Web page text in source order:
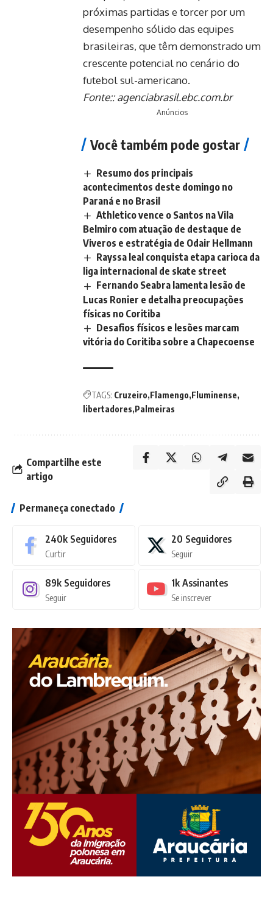
próximas partidas e torcer por um
desempenho sólido das equipes
brasileiras, que têm demonstrado um
crescente potencial no cenário do
futebol sul-americano.
Fonte::agenciabrasil.ebc.com.br
Anúncios
Você também pode gostar
Resumo dos principais
acontecimentos deste domingo no
Paraná e no Brasil
Athletico vence o Santos na Vila
Belmiro com atuação de destaque de
Viveros e estratégia de Odair Hellmann
Rayssa leal conquista etapa carioca da
liga internacional de skate street
Fernando Seabra lamenta lesão de
Lucas Ronier e detalha preocupações
físicas no Coritiba
Desafios físicos e lesões marcam
vitória do Coritiba sobre a Chapecoense
TAGS: Cruzeiro Flamengo Fluminense
libertadores Palmeiras
Compartilhe este
artigo
Permaneça conectado
240k Seguidores
Curtir
20 Seguidores
Seguir
89k Seguidores
Seguir
1k Assinantes
Se inscrever